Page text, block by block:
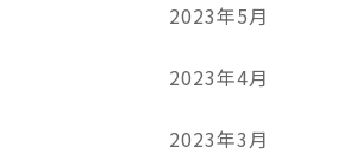
2023年5月
2023年4月
2023年3月